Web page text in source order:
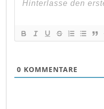
0 KOMMENTARE